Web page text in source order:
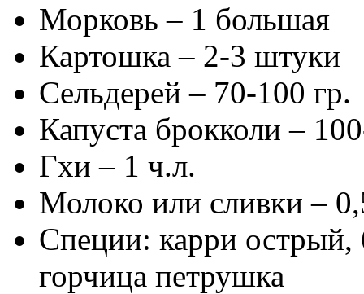
Морковь – 1 большая
Картошка – 2-3 штуки
Сельдерей – 70-100 гр.
Капуста брокколи –
Гхи – 1 ч.л.
Молоко или сливки –
Специи: карри острый,
горчица петрушка